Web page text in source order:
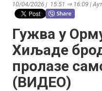
10/04/2026 | 15:51 ⇒ 16:09 |
Гужва у
Хиљаде
пролазе
(ВИДЕО)